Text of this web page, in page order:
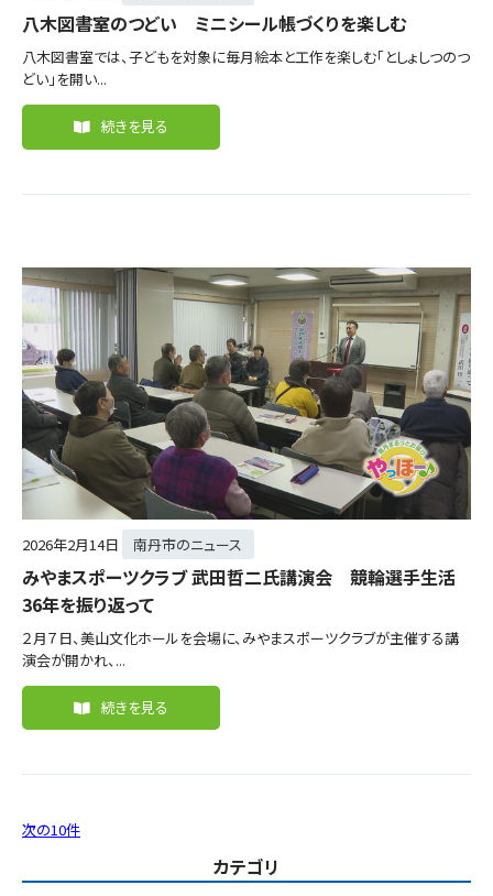
八木図書室のつどい ミニシール帳づくりを楽しむ
八木図書室では、子どもを対象に毎月絵本と工作を楽しむ「としょしつのつ
どい」を開い...
続きを見る
2026年2月14日 南丹市のニュース
みやまスポーツクラブ 武田哲二氏講演会 競輪選手生活
36年を振り返って
２月７日、美山文化ホールを会場に、みやまスポーツクラブが主催する講
演会が開かれ、...
続きを見る
次の10件
カテゴリ